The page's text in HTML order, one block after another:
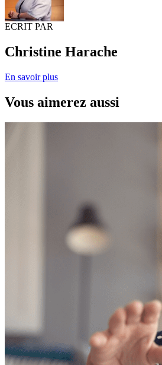
ECRIT PAR
Christine Harache
En savoir plus
Vous aimerez aussi